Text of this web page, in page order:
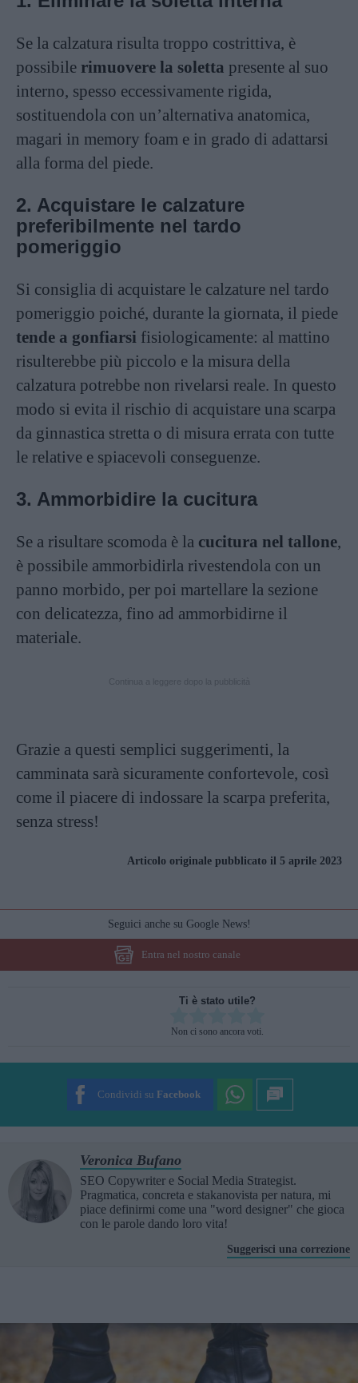
Se la calzatura risulta troppo costrittiva, è
possibile rimuovere la soletta presente al suo
interno, spesso eccessivamente rigida,
sostituendola con un’alternativa anatomica,
magari in memory foam e in grado di adattarsi
alla forma del piede.
2. Acquistare le calzature
preferibilmente nel tardo
pomeriggio
Si consiglia di acquistare le calzature nel tardo
pomeriggio poiché, durante la giornata, il piede
tende a gonfiarsi fisiologicamente: al mattino
risulterebbe più piccolo e la misura della
calzatura potrebbe non rivelarsi reale. In questo
modo si evita il rischio di acquistare una scarpa
da ginnastica stretta o di misura errata con tutte
le relative e spiacevoli conseguenze.
3. Ammorbidire la cucitura
Se a risultare scomoda è la cucitura nel tallone,
è possibile ammorbidirla rivestendola con un
panno morbido, per poi martellare la sezione
con delicatezza, fino ad ammorbidirne il
materiale.
Grazie a questi semplici suggerimenti, la
camminata sarà sicuramente confortevole, così
come il piacere di indossare la scarpa preferita,
senza stress!
Articolo originale pubblicato il 5 aprile 2023
Seguici anche su Google News!
Entra nel nostro canale
Ti è stato utile?
Non ci sono ancora voti.
Condividi su Facebook
Veronica Bufano
SEO Copywriter e Social Media Strategist.
Pragmatica, concreta e stakanovista per natura, mi
piace definirmi come una "word designer" che gioca
con le parole dando loro vita!
Suggerisci una correzione